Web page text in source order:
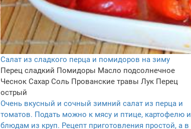
Салат из сладкого перца и помидоров на зиму
Перец сладкий Помидоры Масло подсолнечное
Чеснок Сахар Соль Прованские травы Лук Перец
острый
Очень вкусный и сочный зимний салат из перца и
томатов. Подать можно к мясу и птице, картофелю и
блюдам из круп. Рецепт приготовления простой, а в